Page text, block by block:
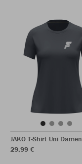
JAKO T-Shirt Uni Damen
29,99 €